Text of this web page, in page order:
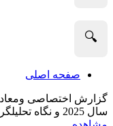
🔍
صفحه اصلی
گزارش اختصاصی
سال 2025 و نگاه تحلیلگران به آینده